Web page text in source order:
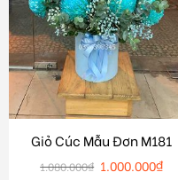
Giỏ Cúc Mẫu Đơn M181
1.080.000₫ 1.000.000₫